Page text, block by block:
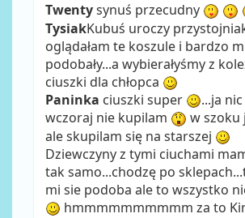
Twentysynuś przecudny
TysiakKubuś uroczy
oglądałam te koszule i bardzo
podobały...a wybierałyśmy z
ciuszki dla chłopca
Paninka ciuszki super
...ja
wczoraj nie kupilam
w szoku
ale skupilam się na starszej
Dziewczyny z tymi ciuchami
tak samo...chodzę po
mi sie podoba ale to wszystko
hmmmmmmmmmm za to